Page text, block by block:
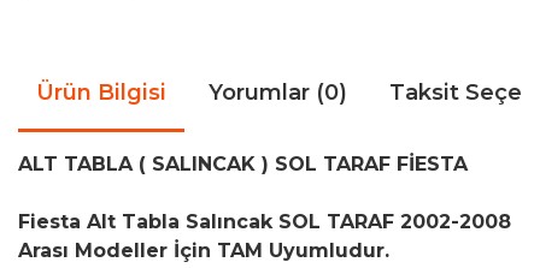
Ürün Bilgisi Yorumlar (0) Taksit
ALT TABLA ( SALINCAK ) SOL TARAF FİESTA
Fiesta Alt Tabla Salıncak SOL TARAF 2002-2008
Arası Modeller İçin TAM Uyumludur.